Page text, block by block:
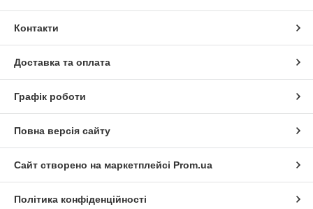
Контакти
Доставка та оплата
Графік роботи
Повна версія сайту
Сайт створено на маркетплейсі Prom.ua
Політика конфіденційності